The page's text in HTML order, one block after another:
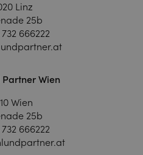
Linz
25b
732 666222
Wien
Wien
25b
732 666222